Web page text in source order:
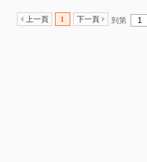
上一頁 1 下一頁 到第